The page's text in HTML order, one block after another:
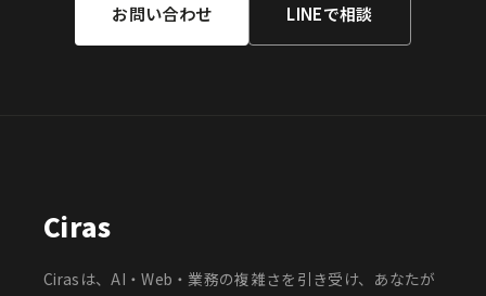
お問い合わせ LINEで相談
Ciras
Cirasは、AI・Web・業務の複雑さを引き受け、あなたが